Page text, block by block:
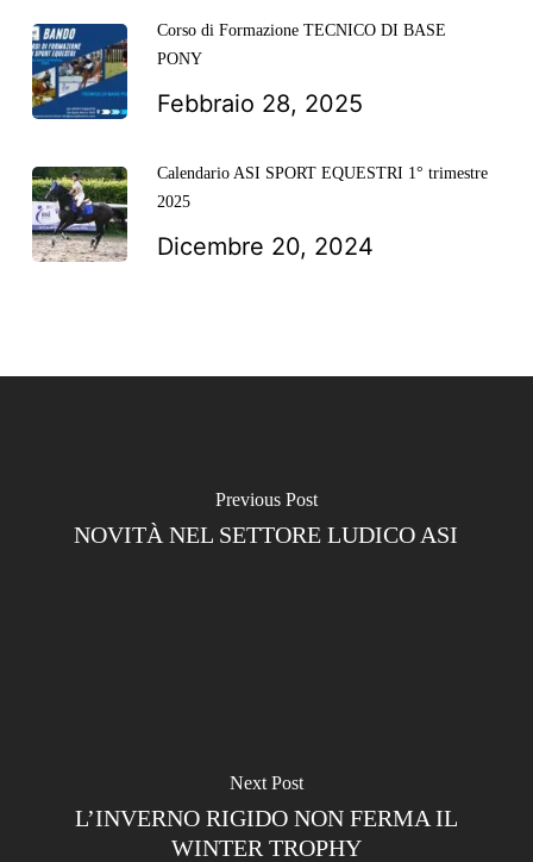
Corso di Formazione TECNICO DI BASE
PONY
Febbraio 28, 2025
Calendario ASI SPORT EQUESTRI 1° trimestre
2025
Dicembre 20, 2024
Previous Post
NOVITÀ NEL SETTORE LUDICO ASI
Next Post
L’INVERNO RIGIDO NON FERMA IL
WINTER TROPHY